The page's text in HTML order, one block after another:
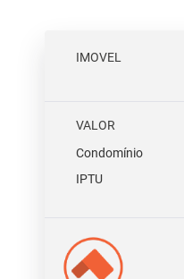
IMOVEL
VALOR
Condomínio
IPTU